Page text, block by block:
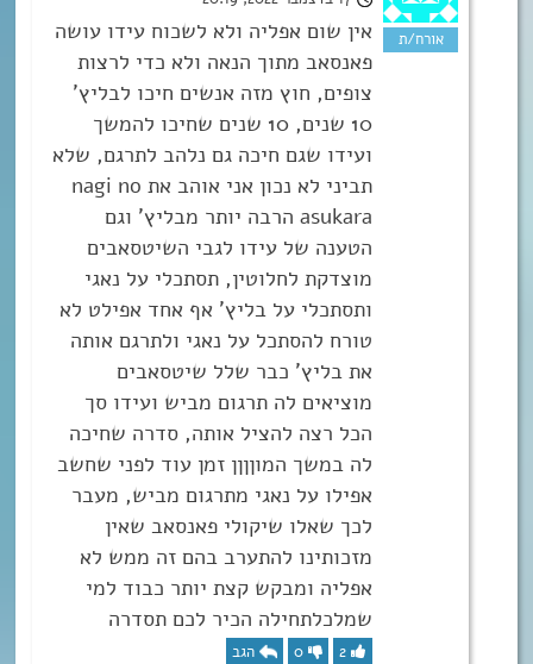
אין שום אפליה ולא לשכוח עידו עושה
פאנסאב מתוך הנאה ולא כדי לרצות
צופים, חוץ מזה אנשים חיכו לבליץ’
10 שנים, 10 שנים שחיכו להמשך
ועידו שגם חיכה גם נלהב לתרגם, שלא
תביני לא נכון אני אוהב את nagi no
asukara הרבה יותר מבליץ’ וגם
הטענה של עידו לגבי השיטסאבים
מוצדקת לחלוטין, תסתכלי על נאגי
ותסתכלי על בליץ’ אף אחד אפילט לא
טורח להסתכל על נאגי ולתרגם אותה
את בליץ’ כבר שלל שיטסאבים
מוציאים לה תרגום מביש ועידו סך
הכל רצה להציל אותה, סדרה שחיכה
לה במשך המוןןןן זמן עוד לפני שחשב
אפילו על נאגי מתרגום מביש, מעבר
לכך שאלו שיקולי פאנסאב שאין
מזכותינו להתערב בהם זה ממש לא
אפליה ומבקש קצת יותר כבוד למי
שמלכלתחילה הכיר לכם תסדרה
2
0 הגב